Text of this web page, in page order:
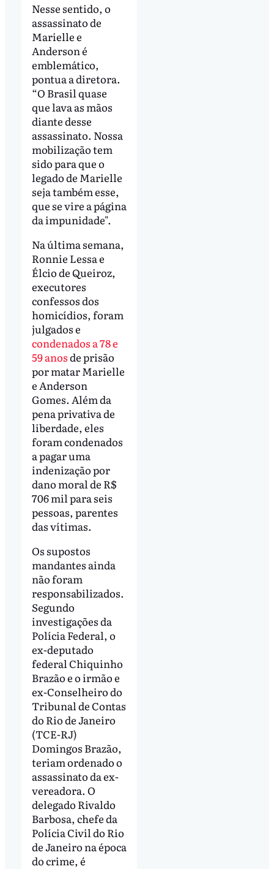
Nesse sentido, o
assassinato de
Marielle e
Anderson é
emblemático,
pontua a diretora.
“O Brasil quase
que lava as mãos
diante desse
assassinato. Nossa
mobilização tem
sido para que o
legado de Marielle
seja também esse,
que se vire a página
da impunidade".
Na última semana,
Ronnie Lessa e
Élcio de Queiroz,
executores
confessos dos
homicídios, foram
julgados e
condenados a 78 e
59 anosde prisão
por matar Marielle
e Anderson
Gomes. Além da
pena privativa de
liberdade, eles
foram condenados
a pagar uma
indenização por
dano moral de R$
706 mil para seis
pessoas, parentes
das vítimas.
Os supostos
mandantes ainda
não foram
responsabilizados.
Segundo
investigações da
Polícia Federal, o
ex-deputado
federal Chiquinho
Brazão e o irmão e
ex-Conselheiro do
Tribunal de Contas
do Rio de Janeiro
(TCE-RJ)
Domingos Brazão,
teriam ordenado o
assassinato da ex-
vereadora. O
delegado Rivaldo
Barbosa, chefe da
Polícia Civil do Rio
de Janeiro na época
do crime, é